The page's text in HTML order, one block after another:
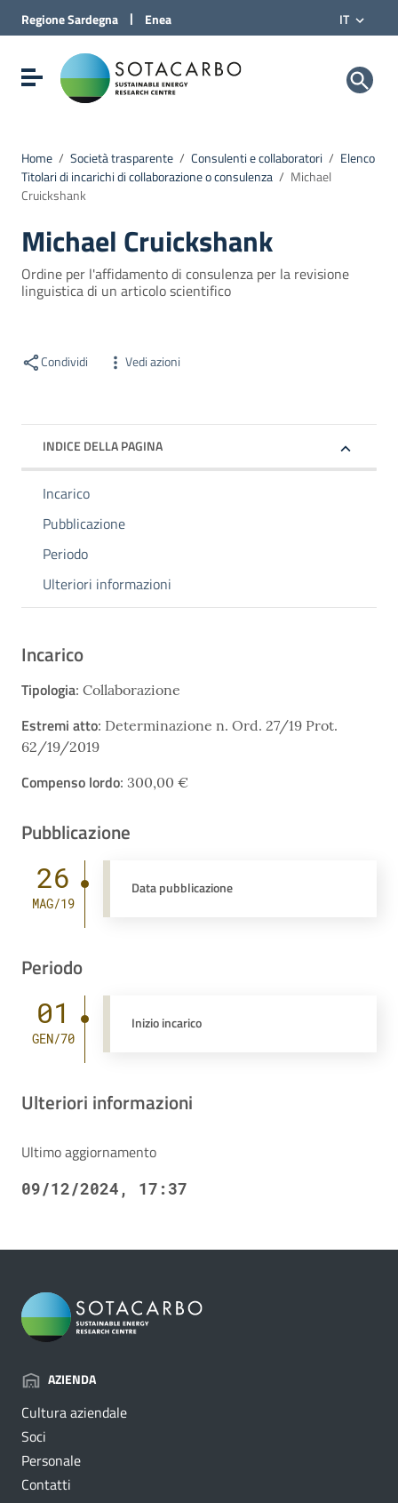
Vai al Contenuto
Vai alla navigazione del sito
Vai al Footer
RegioneSardegna | Enea IT
Visualizza/nascondi menu di navigazioneSotacarbo SpA
Home / Società trasparente / Consulenti e collaboratori / Elenco
Titolari di incarichi di collaborazione o consulenza / Michael
Cruickshank
Michael Cruickshank
Ordine per l'affidamento di consulenza per la revisione
linguistica di un articolo scientifico
Condividi Vedi azioni
INDICE DELLA PAGINA
Incarico
Pubblicazione
Periodo
Ulteriori informazioni
Incarico
Tipologia: Collaborazione
Estremi atto: Determinazione n. Ord. 27/19 Prot.
62/19/2019
Compenso lordo: 300,00 €
Pubblicazione
26
MAG/19
Data pubblicazione
Periodo
01
GEN/70
Inizio incarico
Ulteriori informazioni
Ultimo aggiornamento
09/12/2024, 17:37
AZIENDA
Cultura aziendale
Soci
Personale
Contatti